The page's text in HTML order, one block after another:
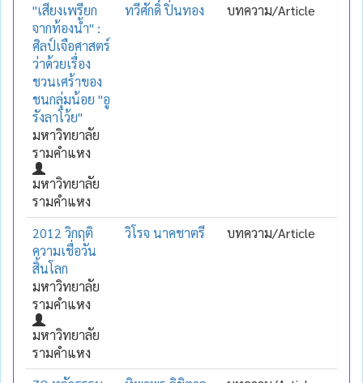
"เสียงเพรียก
จากท้องน้ำ" :
ศิลป์เจือศาสตร์
ว่าด้วยเรื่อง
ชวนเศร้าของ
ชนกลุ่มน้อย "อู
รังลาโว้ย"
มหาวิทยาลัย
รามคำแหง
มหาวิทยาลัย
รามคำแหง
ทวีศักดิ์ ปิ่นทอง บทความ/Article
2012 วิกฤติ
ความเชื่อวัน
สิ้นโลก
มหาวิทยาลัย
รามคำแหง
มหาวิทยาลัย
รามคำแหง
วิโรจ นาคชาตรี บทความ/Article